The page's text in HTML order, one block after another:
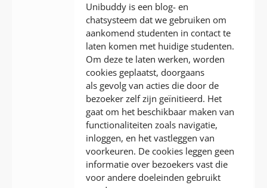
Unibuddy is een blog- en
chatsysteem dat we gebruiken om
aankomend studenten in contact te
laten komen met huidige studenten.
Om deze te laten werken, worden
cookies geplaatst, doorgaans
als gevolg van acties die door de
bezoeker zelf zijn geïnitieerd. Het
gaat om het beschikbaar maken van
functionaliteiten zoals navigatie,
inloggen, en het vastleggen van
voorkeuren. De cookies leggen geen
informatie over bezoekers vast die
voor andere doeleinden gebruikt